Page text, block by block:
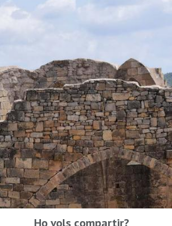
Ho vols compartir?